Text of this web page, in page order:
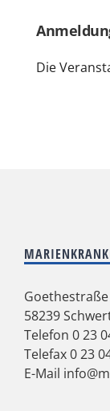
Die
58239
Telefon 0 23
Telefax 0 23
E-Mail